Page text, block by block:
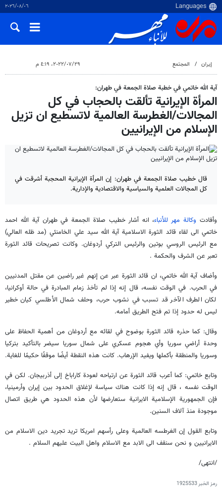
٠٦‏/٠٨‏/٢٠٢٦
إيران المجتمع ٢٩‏/٠٧‏/٢٠٢٢، ٤:١٩ م
آية الله خاتمي في خطبة صلاة الجمعة في طهران:
المرأة الإيرانية تألقت بالحجاب في كل
المجالات/الغطرسة العالمية لاتسطيع ان تزيل
الإسلام من الإيرانيين
قال خطيب صلاة الجمعة في طهران: إن المرأة الإيرانية المحجبة أشرقت في
كل المجالات العلمية والسياسية والاقتصادية والإدارية.
وأفادت وكالة مهر للأنباء، انه أشار خطيب صلاة الجمعة في طهران آية الله احمد
خاتمي الى لقاء قائد الثورة الاسلامية آية الله سيد علي الخامنئي (مد ظله العالي)
مع الرئيس الروسي بوتين والرئيس التركي أردوغان. وكانت تصريحات قائد الثورة
تعبر عن الشرف والحكمة .
وأضاف آية الله خاتمي، ان قائد الثورة عبر عن إنهم غير راضين عن مقتل المدنيين
في الحرب. في الوقت نفسه، قال إنه إذا لم تأخذ زمام المبادرة في حالة أوكرانيا،
لكان الطرف الآخر قد تسبب في نشوب حرب، وحلف شمال الأطلسي كيان خطير
ليس له حدود إذا تم فتح الطريق أمامه.
وقال: كما حذره قائد الثورة بوضوح في لقائه مع أردوغان من أهمية الحفاظ على
وحدة أراضي سوريا وأي هجوم عسكري على شمال سوريا سيضر بالتأكيد بتركيا
وسوريا والمنطقة بأكملها ويفيد الإرهاب. كانت هذه النقطة أيضًا موقفًا حكيمًا للغاية.
وتابع خاتمي: كما أعرب قائد الثورة عن ارتياحه لعودة كاراباخ إلى أذربيجان. لكن في
الوقت نفسه ، قال إنه إذا كانت هناك سياسة لإغلاق الحدود بين إيران وأرمينيا،
فإن الجمهورية الإسلامية الايرانية ستعارضها لأن هذه الحدود هي طريق اتصال
موجودة منذ آلاف السنين.
وتابع القول إن الغرطسه العالمية وعلى رأسهم امريكا تريد تجريد دين الاسلام من
الايرانيين و نحن سنقف الى الابد مع الاسلام واهل البيت عليهم السلام .
/انتهى/
رمز الخبر1925533